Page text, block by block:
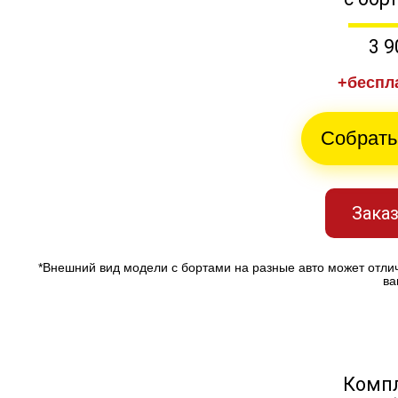
3
*Внешний вид модели с бортами на разные авто может